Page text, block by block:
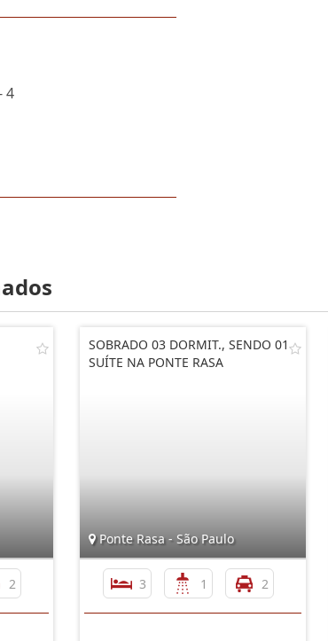
4
2
SOBRADO 03 DORMIT., SENDO 01
SUÍTE NA PONTE RASA
Ponte Rasa - São Paulo
3 1 2